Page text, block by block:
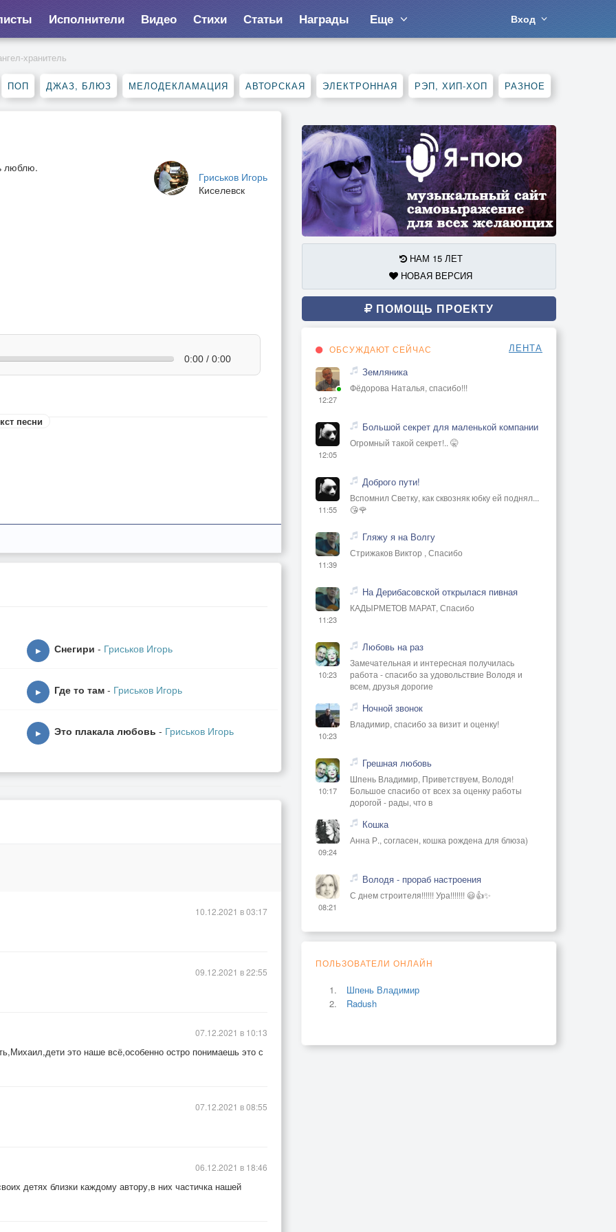
Исполнители Видео Стихи Статьи Награды Еще Вход
хранитель
ПОП ДЖАЗ, БЛЮЗ МЕЛОДЕКЛАМАЦИЯ АВТОРСКАЯ ЭЛЕКТРОННАЯ РЭП, ХИП-ХОП РАЗНОЕ
Гриськов Игорь
Киселевск
люблю.
0:00 / 0:00
песни
▶ Снегири - Гриськов Игорь
▶ Где то там - Гриськов Игорь
▶ Это плакала любовь - Гриськов Игорь
10.12.2021 в 03:17
09.12.2021 в 22:55
это наше всё,особенно остро понимаешь это с
07.12.2021 в 10:13
07.12.2021 в 08:55
детях близки каждому автору,в них частичка нашей
06.12.2021 в 18:46
НАМ 15 ЛЕТ
НОВАЯ ВЕРСИЯ
ПОМОЩЬ ПРОЕКТУ
ОБСУЖДАЮТ СЕЙЧАС ЛЕНТА
12:27
Земляника
Фёдорова Наталья, спасибо!!!
12:05
Большой секрет для маленькой компании
Огромный такой секрет!.. 🤫
11:55
Доброго пути!
Вспомнил Светку, как сквозняк юбку ей поднял...
😘🌹
11:39
Гляжу я на Волгу
Стрижаков Виктор , Спасибо
11:23
На Дерибасовской открылася пивная
КАДЫРМЕТОВ МАРАТ, Спасибо
10:23
Любовь на раз
Замечательная и интересная получилась
работа - спасибо за удовольствие Володя и
всем, друзья дорогие
10:23
Ночной звонок
Владимир, спасибо за визит и оценку!
10:17
Грешная любовь
Шпень Владимир, Приветствуем, Володя!
Большое спасибо от всех за оценку работы
дорогой - рады, что в
09:24
Кошка
Анна Р., согласен, кошка рождена для блюза)
08:21
Володя - прораб настроения
С днем строителя!!!!!! Ура!!!!!!! 😃👍✨
ПОЛЬЗОВАТЕЛИ ОНЛАЙН
Шпень Владимир
Radush